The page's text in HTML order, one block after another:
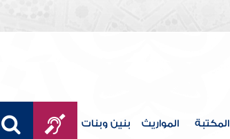
المكتبة المواريث بنين وبنات